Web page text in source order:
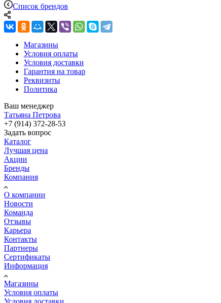
Список брендов
Магазины
Условия оплаты
Условия доставки
Гарантия на товар
Реквизиты
Политика
Ваш менеджер
Татьяна Петрова
+7 (914) 372-28-53
Задать вопрос
Каталог
Лучшая цена
Акции
Бренды
Компания
О компании
Новости
Команда
Отзывы
Карьера
Контакты
Партнеры
Сертификаты
Информация
Магазины
Условия оплаты
Условия доставки